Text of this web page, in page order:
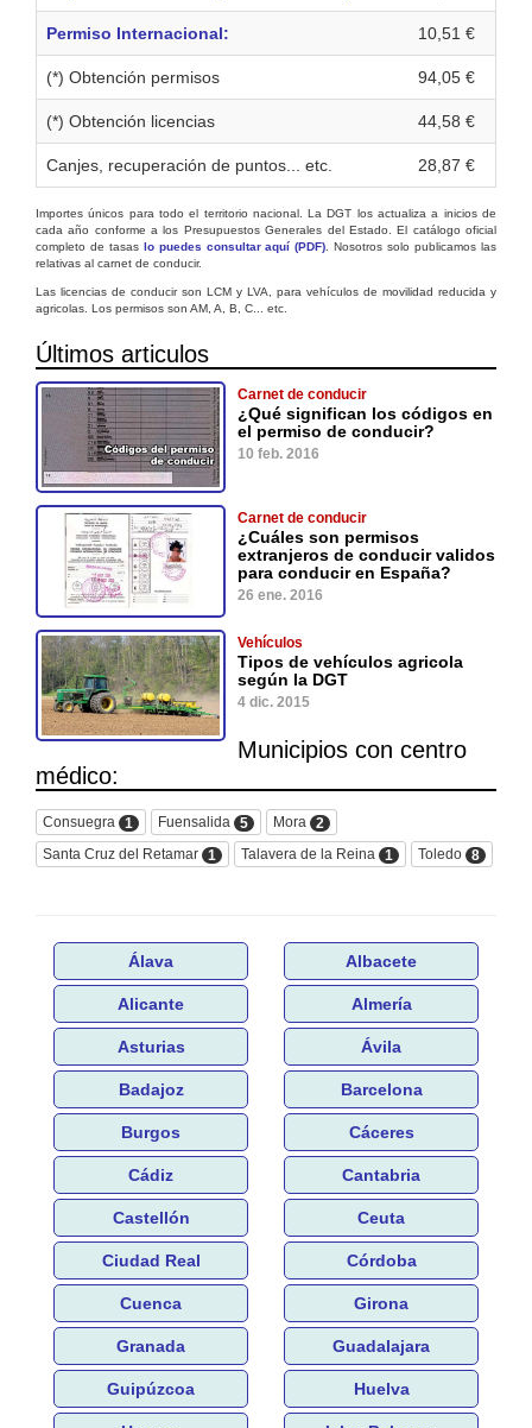
Permiso Internacional: 10,51 €
(*) Obtención permisos 94,05 €
(*) Obtención licencias 44,58 €
Canjes, recuperación de puntos... etc. 28,87 €
Importes únicos para todo el territorio nacional. La DGT los actualiza a inicios de
cada año conforme a los Presupuestos Generales del Estado. El catálogo oficial
completo de tasas lo puedes consultar aquí (PDF) . Nosotros solo publicamos las
relativas al carnet de conducir.
Las licencias de conducir son LCM y LVA, para vehículos de movilidad reducida y
agricolas. Los permisos son AM, A, B, C... etc.
Últimos articulos
Carnet de conducir
¿Qué significan los códigos en
el permiso de conducir?
10 feb. 2016
Carnet de conducir
¿Cuáles son permisos
extranjeros de conducir validos
para conducir en España?
26 ene. 2016
Vehículos
Tipos de vehículos agricola
según la DGT
4 dic. 2015
Municipios con centro
médico:
Consuegra 1 Fuensalida 5 Mora
2
Santa Cruz del Retamar 1 Talavera de la Reina 1 Toledo 8
Álava Albacete
Alicante Almería
Asturias Ávila
Badajoz Barcelona
Burgos Cáceres
Cádiz Cantabria
Castellón Ceuta
Ciudad Real Córdoba
Cuenca Girona
Granada Guadalajara
Guipúzcoa Huelva